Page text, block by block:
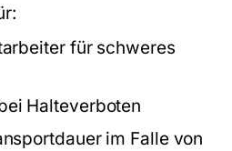
für schweres
Halteverboten
im Falle von